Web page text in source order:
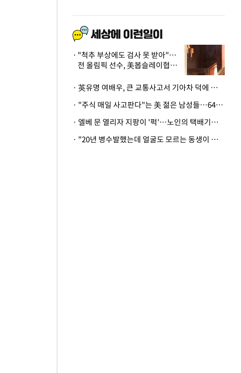
"척추 부상에도 검사 못 받아"…
전 올림픽 선수, 美봅슬레이협회
· 英유명 여배우, 큰 교통사고서 기아차 덕에 살았다
· "주식 매일 사고판다"는 美 젊은 남성들…64%가 "나는 인생의 패배자“
· 엘베 문 열리자 지팡이 '퍽'…노인의 택배기사 폭행 이유
· "20년 병수발했는데 얼굴도 모르는 동생이 유산 절반을"…배다른 형제 상속권 있을까